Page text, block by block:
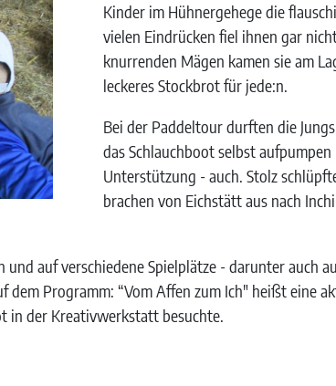
Kinder im Hühnergehege die
vielen Eindrücken fiel ihnen gar
knurrenden Mägen kamen sie am
leckeres Stockbrot für jede:n.
Bei der Paddeltour durften die
das Schlauchboot selbst
Unterstützung - auch. Stolz
brachen von Eichstätt aus nach
auf verschiedene Spielplätze - darunter auch
dem Programm: “Vom Affen zum Ich" heißt eine
in der Kreativwerkstatt besuchte.